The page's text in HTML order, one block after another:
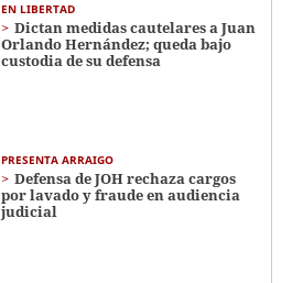
EN LIBERTAD
Dictan medidas cautelares a Juan
Orlando Hernández; queda bajo
custodia de su defensa
PRESENTA ARRAIGO
Defensa de JOH rechaza cargos
por lavado y fraude en audiencia
judicial